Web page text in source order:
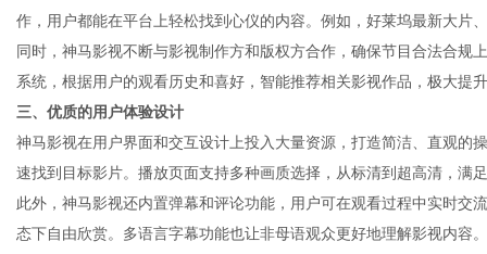
作，用户都能在平台上轻松找到心仪的内容。例如，好莱坞最新大片
同时，神马影视不断与影视制作方和版权方合作，确保节目合法合规
系统，根据用户的观看历史和喜好，智能推荐相关影视作品，极大提
三、优质的用户体验设计
神马影视在用户界面和交互设计上投入大量资源，打造简洁、直观的
速找到目标影片。播放页面支持多种画质选择，从标清到超高清，满
此外，神马影视还内置弹幕和评论功能，用户可在观看过程中实时交
态下自由欣赏。多语言字幕功能也让非母语观众更好地理解影视内容。